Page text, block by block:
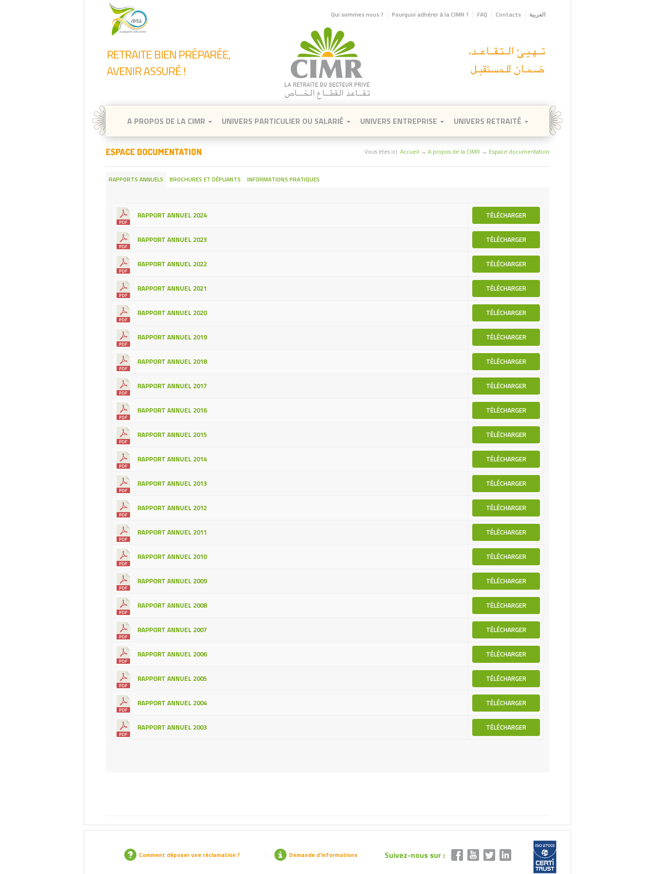
Qui sommes nous ? Pourquoi adhérer à la CIMR ? FAQ Contacts العربية
A PROPOS DE LA CIMR UNIVERS PARTICULIER OU SALARIÉ UNIVERS ENTREPRISE UNIVERS RETRAITÉ
ESPACE DOCUMENTATION Vous êtes ici: Accueil → A propos de la CIMR → Espace documentation
RAPPORTS ANNUELS BROCHURES ET DÉPLIANTS INFORMATIONS PRATIQUES
RAPPORT ANNUEL 2024 TÉLÉCHARGER
RAPPORT ANNUEL 2023 TÉLÉCHARGER
RAPPORT ANNUEL 2022 TÉLÉCHARGER
RAPPORT ANNUEL 2021 TÉLÉCHARGER
RAPPORT ANNUEL 2020 TÉLÉCHARGER
RAPPORT ANNUEL 2019 TÉLÉCHARGER
RAPPORT ANNUEL 2018 TÉLÉCHARGER
RAPPORT ANNUEL 2017 TÉLÉCHARGER
RAPPORT ANNUEL 2016 TÉLÉCHARGER
RAPPORT ANNUEL 2015 TÉLÉCHARGER
RAPPORT ANNUEL 2014 TÉLÉCHARGER
RAPPORT ANNUEL 2013 TÉLÉCHARGER
RAPPORT ANNUEL 2012 TÉLÉCHARGER
RAPPORT ANNUEL 2011 TÉLÉCHARGER
RAPPORT ANNUEL 2010 TÉLÉCHARGER
RAPPORT ANNUEL 2009 TÉLÉCHARGER
RAPPORT ANNUEL 2008 TÉLÉCHARGER
RAPPORT ANNUEL 2007 TÉLÉCHARGER
RAPPORT ANNUEL 2006 TÉLÉCHARGER
RAPPORT ANNUEL 2005 TÉLÉCHARGER
RAPPORT ANNUEL 2004 TÉLÉCHARGER
RAPPORT ANNUEL 2003 TÉLÉCHARGER
Comment déposer une réclamation ? Demande d’informations Suivez-nous sur :